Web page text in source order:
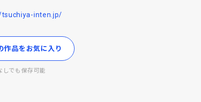
inten.jp/
作品をお気に入り
でも保存可能